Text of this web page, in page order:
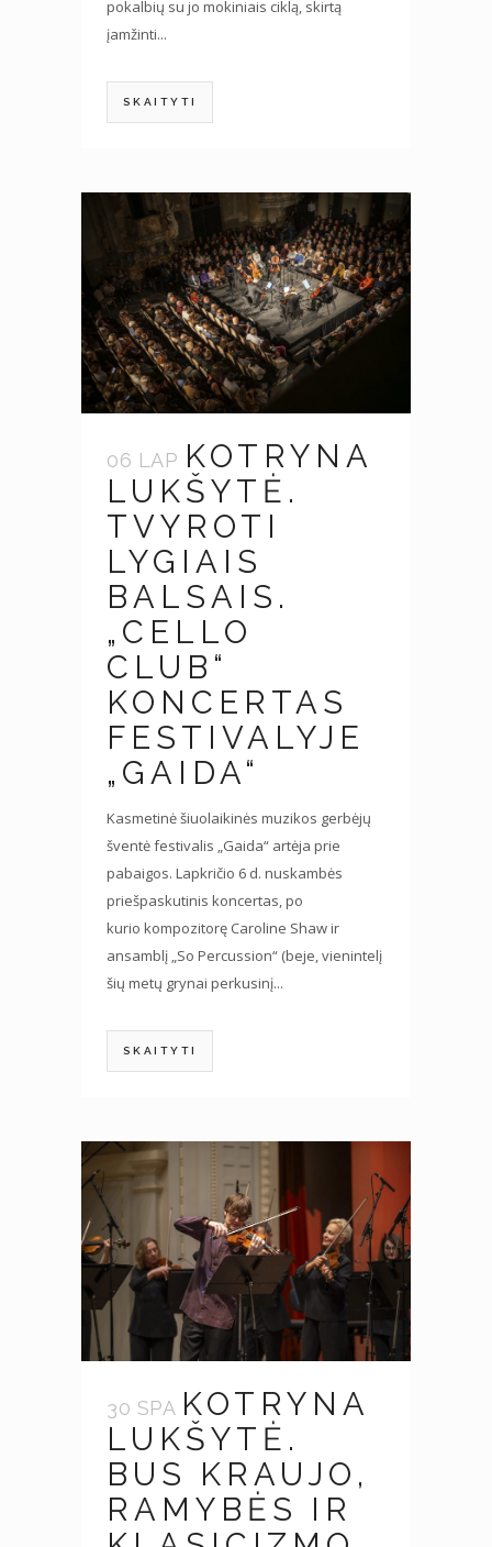
pokalbių su jo mokiniais ciklą, skirtą
įamžinti...
SKAITYTI
06 LAP KOTRYNA
LUKŠYTĖ.
TVYROTI
LYGIAIS
BALSAIS.
„CELLO
CLUB“
KONCERTAS
FESTIVALYJE
„GAIDA“
Kasmetinė šiuolaikinės muzikos gerbėjų
šventė festivalis „Gaida“ artėja prie
pabaigos. Lapkričio 6 d. nuskambės
priešpaskutinis koncertas, po
kurio kompozitorę Caroline Shaw ir
ansamblį „So Percussion“ (beje, vienintelį
šių metų grynai perkusinį...
SKAITYTI
30 SPA KOTRYNA
LUKŠYTĖ.
BUS KRAUJO,
RAMYBĖS IR